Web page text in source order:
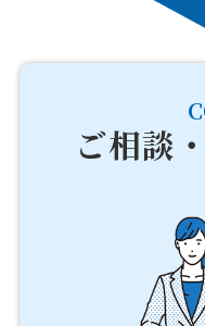
ご相談